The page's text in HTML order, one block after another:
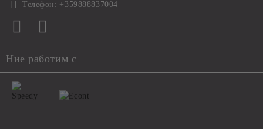
Телефон: +359888837004
Ние работим с